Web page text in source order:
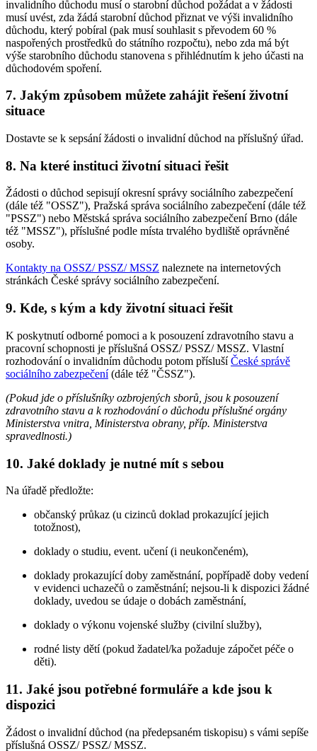
invalidního důchodu musí o starobní důchod požádat a v žádosti
musí uvést, zda žádá starobní důchod přiznat ve výši invalidního
důchodu, který pobíral (pak musí souhlasit s převodem 60 %
naspořených prostředků do státního rozpočtu), nebo zda má být
výše starobního důchodu stanovena s přihlédnutím k jeho účasti na
důchodovém spoření.
7. Jakým způsobem můžete zahájit řešení životní
situace
Dostavte se k sepsání žádosti o invalidní důchod na příslušný úřad.
8. Na které instituci životní situaci řešit
Žádosti o důchod sepisují okresní správy sociálního zabezpečení
(dále též "OSSZ"), Pražská správa sociálního zabezpečení (dále též
"PSSZ") nebo Městská správa sociálního zabezpečení Brno (dále
též "MSSZ"), příslušné podle místa trvalého bydliště oprávněné
osoby.
Kontakty na OSSZ/ PSSZ/ MSSZ naleznete na internetových
stránkách České správy sociálního zabezpečení.
9. Kde, s kým a kdy životní situaci řešit
K poskytnutí odborné pomoci a k posouzení zdravotního stavu a
pracovní schopnosti je příslušná OSSZ/ PSSZ/ MSSZ. Vlastní
rozhodování o invalidním důchodu potom příslušíČeské správě
sociálního zabezpečení(dále též "ČSSZ").
(Pokud jde o příslušníky ozbrojených sborů, jsou k posouzení
zdravotního stavu a k rozhodování o důchodu příslušné orgány
Ministerstva vnitra, Ministerstva obrany, příp. Ministerstva
spravedlnosti.)
10. Jaké doklady je nutné mít s sebou
Na úřadě předložte:
občanský průkaz (u cizinců doklad prokazující jejich
totožnost),
doklady o studiu, event. učení (i neukončeném),
doklady prokazující doby zaměstnání, popřípadě doby vedení
v evidenci uchazečů o zaměstnání; nejsou-li k dispozici žádné
doklady, uvedou se údaje o dobách zaměstnání,
doklady o výkonu vojenské služby (civilní služby),
rodné listy dětí (pokud žadatel/ka požaduje zápočet péče o
děti).
11. Jaké jsou potřebné formuláře a kde jsou k
dispozici
Žádost o invalidní důchod (na předepsaném tiskopisu) s vámi sepíše
příslušná OSSZ/ PSSZ/ MSSZ.